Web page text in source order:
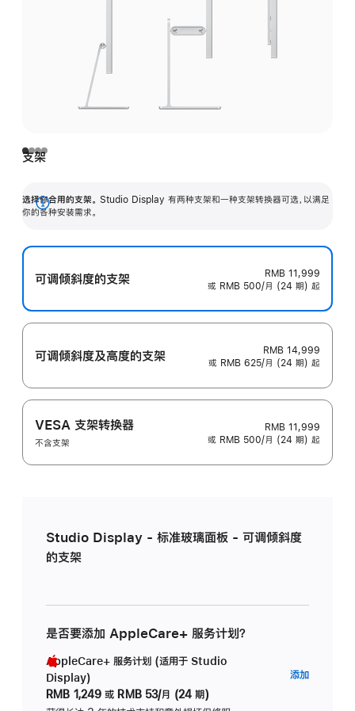
支架
选择你合用的支架。 Studio Display 有两种支架和一种支架转换器可选，以满足
你的各种安装需求。
展
可调倾斜度的支架
RMB 11,999
或 RMB 500/月 (24 期) 起
可调倾斜度及高‍度的支‍架
RMB 14,999
或 RMB 625/月 (24 期) 起
VESA 支架转换器
不含支架
RMB 11,999
或 RMB 500/月 (24 期) 起
Studio Display - 标准玻璃面板 - 可调倾斜度
的支架
是否要添加 AppleCare+ 服务计划？
AppleCare+ 服务计划 (适用于 Studio
Display)
RMB 1,249 或 RMB 53/月 (24 期)
添加